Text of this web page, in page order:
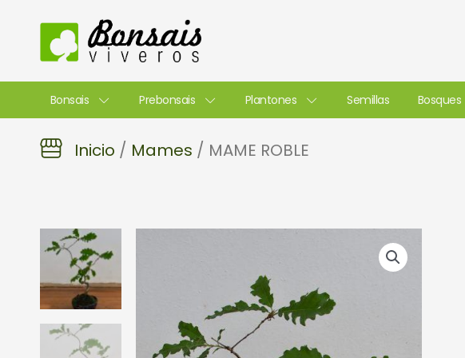
contenido
Bonsais Prebonsais Plantones Semillas Bosques
Inicio / Mames / MAME ROBLE